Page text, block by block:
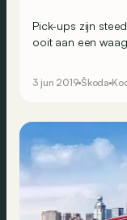
Pick-ups zijn
ooit aan een
3 jun 2019 Škoda